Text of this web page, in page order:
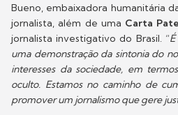
Bueno, embaixadora humanitária
jornalista, além de uma Carta
jornalista investigativo do Brasil. “
uma demonstração da sintonia do
interesses da sociedade, em
oculto. Estamos no caminho de
promover um jornalismo que gere